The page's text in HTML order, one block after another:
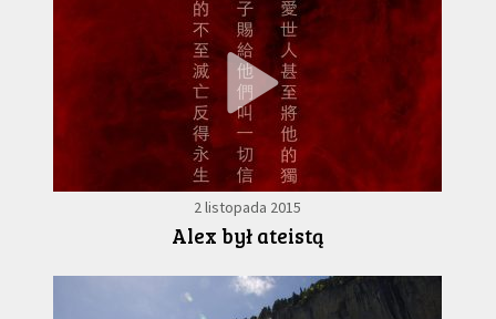
2 listopada 2015
Alex był ateistą